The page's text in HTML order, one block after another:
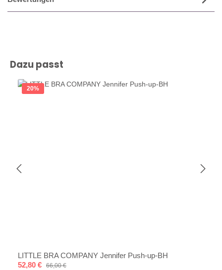
Produktgalerie überspringen
Dazu passt
20%
LITTLE BRA COMPANY Jennifer Push-up-BH
Verkaufspreis:
52,80 € Regulärer Preis:
66,00 €